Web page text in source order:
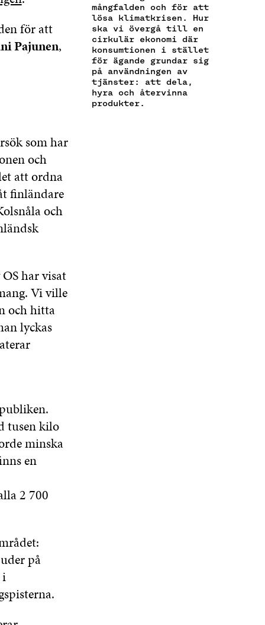
för att
Pajunen,
som har
och
att ordna
finländare
och
har visat
Vi ville
och hitta
lyckas
tusen kilo
minska
en
2 700
på
i
P
N
A
S
I
E
T
T
P
N
A
S
I
E
T
T
P
N
A
S
S
T
Ö
P
P
N
A
S
I
K
E
L
N
S
L
Ä
N
mångfalden och för att
lösa klimatkrisen. Hur
ska vi övergå till en
cirkulär ekonomi där
konsumtionen i stället
för ägande grundar sig
på användningen av
tjänster: att dela,
hyra och återvinna
produkter.